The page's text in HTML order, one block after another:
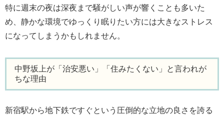
特に週末の夜は深夜まで騒がしい声が響くことも多いた
め、静かな環境でゆっくり眠りたい方には大きなストレス
になってしまうかもしれません。
中野坂上が「治安悪い」「住みたくない」と言われが
ちな理由
新宿駅から地下鉄ですぐという圧倒的な立地の良さを誇る